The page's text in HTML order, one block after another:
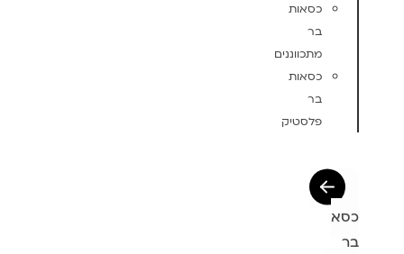
כסאות
בר
מתכווננים
כסאות
בר
פלסטיק
כסא
בר